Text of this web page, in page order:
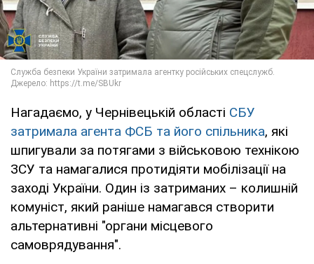
Нагадаємо, у Чернівецькій області СБУ
затримала агента ФСБ та його спільника, які
шпигували за потягами з військовою технікою
ЗСУ та намагалися протидіяти мобілізації на
заході України. Один із затриманих – колишній
комуніст, який раніше намагався створити
альтернативні "органи місцевого
самоврядування".